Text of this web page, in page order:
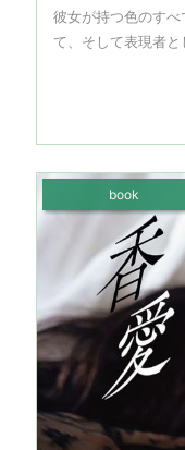
彼女が持つ色のす
て、そして表現者
book